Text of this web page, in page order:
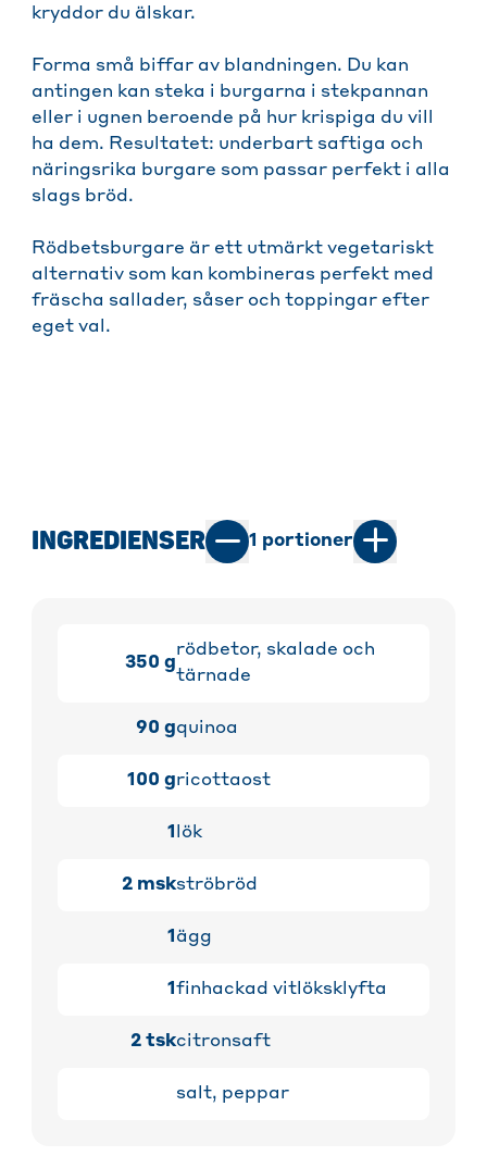
kryddor du älskar.
Forma små biffar av blandningen. Du kan
antingen kan steka i burgarna i stekpannan
eller i ugnen beroende på hur krispiga du vill
ha dem. Resultatet: underbart saftiga och
näringsrika burgare som passar perfekt i alla
slags bröd.
Rödbetsburgare är ett utmärkt vegetariskt
alternativ som kan kombineras perfekt med
fräscha sallader, såser och toppingar efter
eget val.
INGREDIENSER 1 portioner
350 g
rödbetor, skalade och
tärnade
90 gquinoa
100 gricottaost
1lök
2 mskströbröd
1ägg
1finhackad vitlöksklyfta
2 tskcitronsaft
salt, peppar